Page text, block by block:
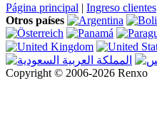
Página principal | Ingreso clientes
Otros países
Copyright © 2006-2026 Renxo